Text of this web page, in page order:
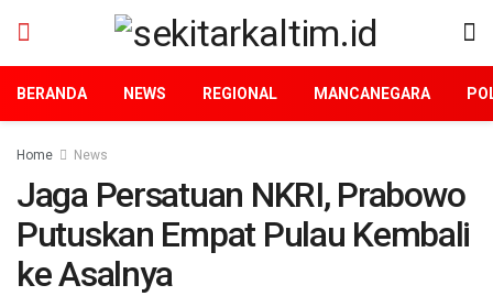
BERANDA NEWS REGIONAL MANCANEGARA
Home News
Jaga Persatuan NKRI, Prabowo
Putuskan Empat Pulau Kembali
ke Asalnya